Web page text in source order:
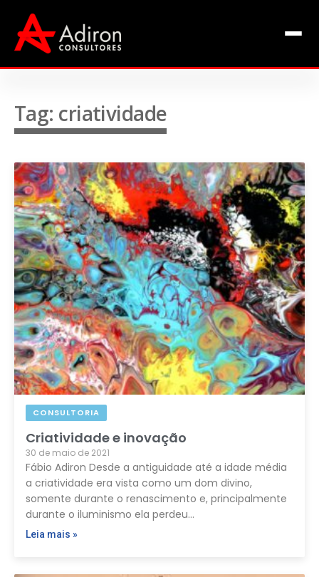
Livros de Fábio Adiron
Contato
Tag: criatividade
CONSULTORIA
Criatividade e inovação
30 de maio de 2021
Fábio Adiron Desde a antiguidade até a idade média
a criatividade era vista como um dom divino,
somente durante o renascimento e, principalmente
durante o iluminismo ela perdeu…
Leia mais »